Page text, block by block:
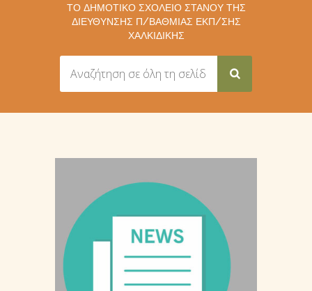
ΤΟ ΔΗΜΟΤΙΚΌ ΣΧΟΛΕΊΟ ΣΤΑΝΟΎ ΤΗΣ
ΔΙΕΎΘΥΝΣΗΣ Π/ΒΆΘΜΙΑΣ ΕΚΠ/ΣΗΣ
ΧΑΛΚΙΔΙΚΉΣ